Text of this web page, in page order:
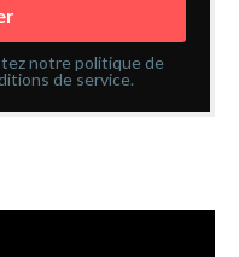
notre politique de
de service.